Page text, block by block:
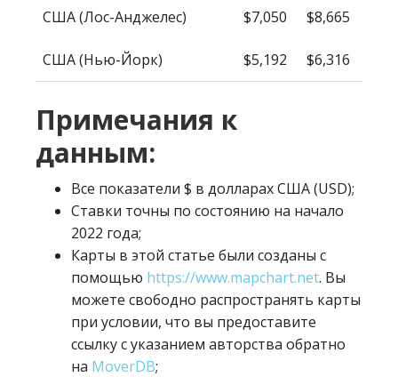
США (Лос-Анджелес) $7,050 $8,665
США (Нью-Йорк) $5,192 $6,316
Примечания к
данным:
Все показатели $ в долларах США (USD);
Ставки точны по состоянию на начало
2022 года;
Карты в этой статье были созданы с
помощью https://www.mapchart.net. Вы
можете свободно распространять карты
при условии, что вы предоставите
ссылку с указанием авторства обратно
на MoverDB;